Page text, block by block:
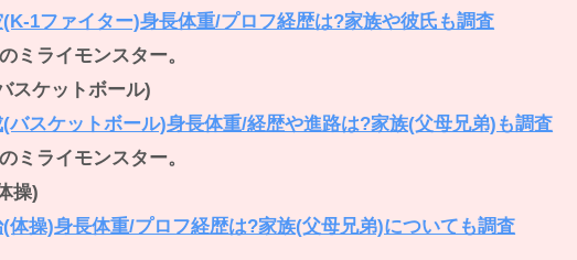
1ファイター)身長体重/プロフ経歴は?家族や彼氏も調査
ミライモンスター。
スケットボール)
バスケットボール)身長体重/経歴や進路は?家族(父母兄弟)も調査
ミライモンスター。
操)
体操)身長体重/プロフ経歴は?家族(父母兄弟)についても調査